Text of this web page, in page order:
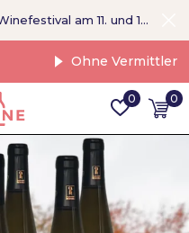
0 0
Neuigkeiten: Not Your Average Winefestival am 11. und 12. September >